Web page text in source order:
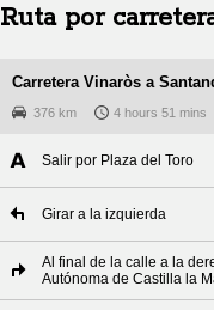
Ruta por
Carretera Vinaròs a
376 km 4 hours 51 mins
Salir por Plaza del Toro
Girar a la izquierda
Al final de la calle a la
Autónoma de Castilla la